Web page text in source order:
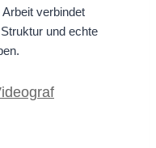
verbindet
und echte